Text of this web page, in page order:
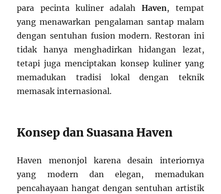
para pecinta kuliner adalahHaven, tempat
yang menawarkan pengalaman santap malam
dengan sentuhan fusion modern. Restoran ini
tidak hanya menghadirkan hidangan lezat,
tetapi juga menciptakan konsep kuliner yang
memadukan tradisi lokal dengan teknik
memasak internasional.
Konsep dan Suasana Haven
Haven menonjol karena desain interiornya
yang modern dan elegan, memadukan
pencahayaan hangat dengan sentuhan artistik